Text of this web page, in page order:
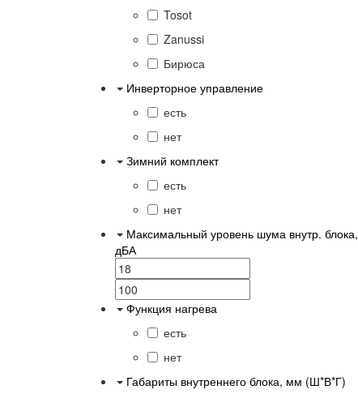
Tosot
Zanussi
Бирюса
Инверторное управление
есть
нет
Зимний комплект
есть
нет
Максимальный уровень шума внутр. блока,
дБА
Функция нагрева
есть
нет
Габариты внутреннего блока, мм (Ш*В*Г)